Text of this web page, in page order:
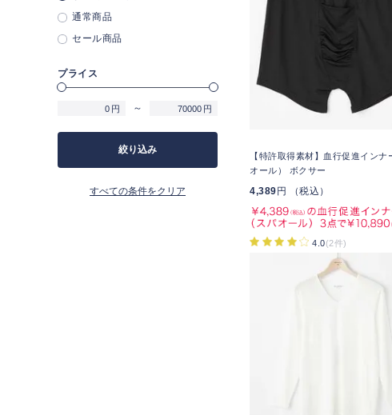
【特許取得素材】血行促進インナ
オール） ボクサー
4,389 円 （税込）
4.0(2件)
通常商品
セール商品
プライス
円 ～ 円
絞り込み
すべての条件をクリア